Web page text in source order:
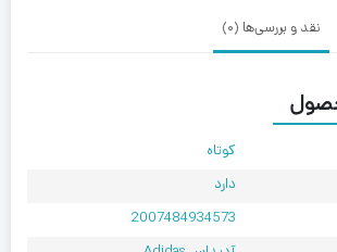
نقد و بررسی‌ها (0)
کوتاه
دارد
2007484934573